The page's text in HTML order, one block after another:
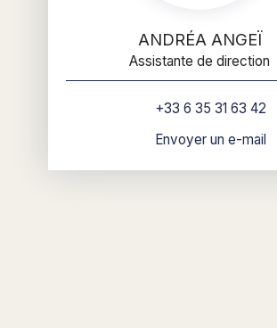
ANDRÉA ANGEÏ
Assistante de direction
+33 6 35 31 63 42
Envoyer un e-mail